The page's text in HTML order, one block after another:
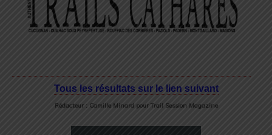
Tous les résultats sur le lien suivant
Rédacteur : Camille Minard pour Trail Session Magazine